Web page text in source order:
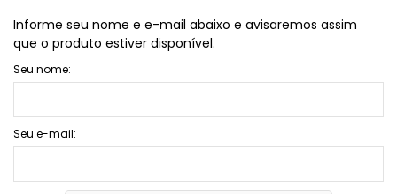
Informe seu nome e e-mail abaixo e avisaremos assim
que o produto estiver disponível.
Seu nome:
Seu e-mail: